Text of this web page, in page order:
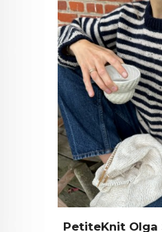
PetiteKnit Olga